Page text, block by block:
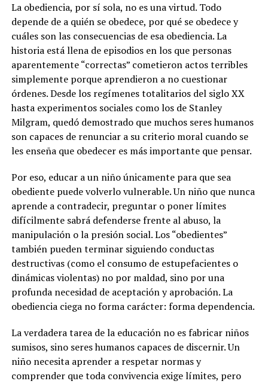
La obediencia, por sí sola, no es una virtud. Todo
depende de a quién se obedece, por qué se obedece y
cuáles son las consecuencias de esa obediencia. La
historia está llena de episodios en los que personas
aparentemente “correctas” cometieron actos terribles
simplemente porque aprendieron a no cuestionar
órdenes. Desde los regímenes totalitarios del siglo XX
hasta experimentos sociales como los de Stanley
Milgram, quedó demostrado que muchos seres humanos
son capaces de renunciar a su criterio moral cuando se
les enseña que obedecer es más importante que pensar.
Por eso, educar a un niño únicamente para que sea
obediente puede volverlo vulnerable. Un niño que nunca
aprende a contradecir, preguntar o poner límites
difícilmente sabrá defenderse frente al abuso, la
manipulación o la presión social. Los “obedientes”
también pueden terminar siguiendo conductas
destructivas (como el consumo de estupefacientes o
dinámicas violentas) no por maldad, sino por una
profunda necesidad de aceptación y aprobación. La
obediencia ciega no forma carácter: forma dependencia.
La verdadera tarea de la educación no es fabricar niños
sumisos, sino seres humanos capaces de discernir. Un
niño necesita aprender a respetar normas y
comprender que toda convivencia exige límites, pero